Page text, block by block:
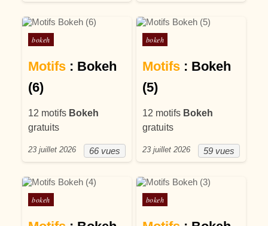
Posté dans
bokeh
Motifs : Bokeh
(6)
12 motifs Bokeh
gratuits
66 vues
23 juillet 2026
Posté dans
bokeh
Motifs: Bokeh
(5)
12 motifs Bokeh
gratuits
59 vues
23 juillet 2026
Posté dans
bokeh Posté dans
bokeh